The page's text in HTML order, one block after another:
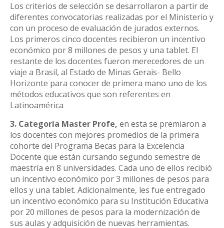
Los criterios de selección se desarrollaron a partir de
diferentes convocatorias realizadas por el Ministerio y
con un proceso de evaluación de jurados externos.
Los primeros cinco docentes recibieron un incentivo
económico por 8 millones de pesos y una tablet. El
restante de los docentes fueron merecedores de un
viaje a Brasil, al Estado de Minas Gerais- Bello
Horizonte para conocer de primera mano uno de los
métodos educativos que son referentes en
Latinoamérica
3. Categoría Master Profe, en esta se premiaron a
los docentes con mejores promedios de la primera
cohorte del Programa Becas para la Excelencia
Docente que están cursando segundo semestre de
maestría en 8 universidades. Cada uno de ellos recibió
un incentivo económico por 3 millones de pesos para
ellos y una tablet. Adicionalmente, les fue entregado
un incentivo económico para su Institución Educativa
por 20 millones de pesos para la modernización de
sus aulas y adquisición de nuevas herramientas.